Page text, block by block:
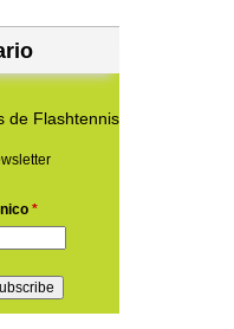
de Flashtennis
*